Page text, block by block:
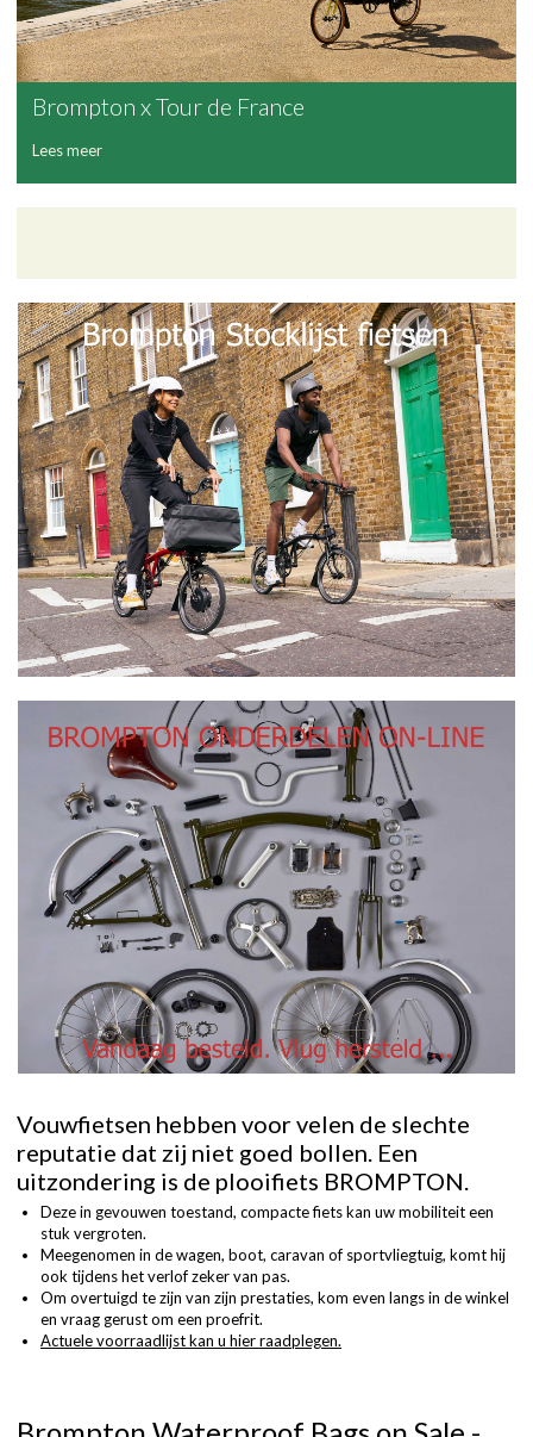
Brompton x Tour de France
Lees meer
Vouwfietsen hebben voor velen de slechte
reputatie dat zij niet goed bollen. Een
uitzondering is de plooifiets BROMPTON.
Deze in gevouwen toestand, compacte fiets kan uw mobiliteit een
stuk vergroten.
Meegenomen in de wagen, boot, caravan of sportvliegtuig, komt hij
ook tijdens het verlof zeker van pas.
Om overtuigd te zijn van zijn prestaties, kom even langs in de winkel
en vraag gerust om een proefrit.
Actuele voorraadlijst kan u hier raadplegen.